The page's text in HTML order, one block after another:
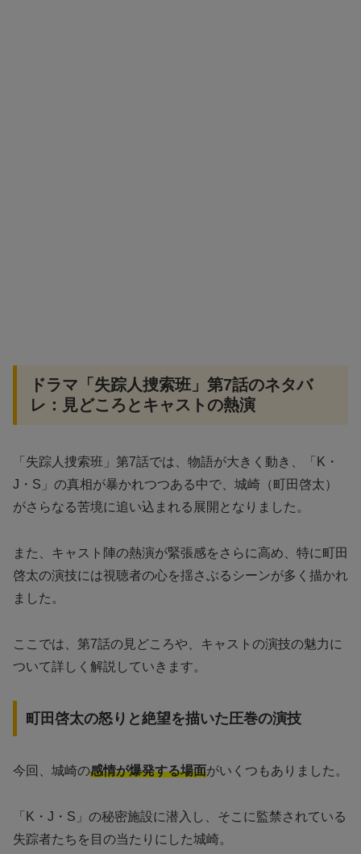
ドラマ「失踪人捜索班」第7話のネタバ
レ：見どころとキャストの熱演
「失踪人捜索班」第7話では、物語が大きく動き、「K・
J・S」の真相が暴かれつつある中で、城崎（町田啓太）
がさらなる苦境に追い込まれる展開となりました。
また、キャスト陣の熱演が緊張感をさらに高め、特に町田
啓太の演技には視聴者の心を揺さぶるシーンが多く描かれ
ました。
ここでは、第7話の見どころや、キャストの演技の魅力に
ついて詳しく解説していきます。
町田啓太の怒りと絶望を描いた圧巻の演技
今回、城崎の感情が爆発する場面がいくつもありました。
「K・J・S」の秘密施設に潜入し、そこに監禁されている
失踪者たちを目の当たりにした城崎。